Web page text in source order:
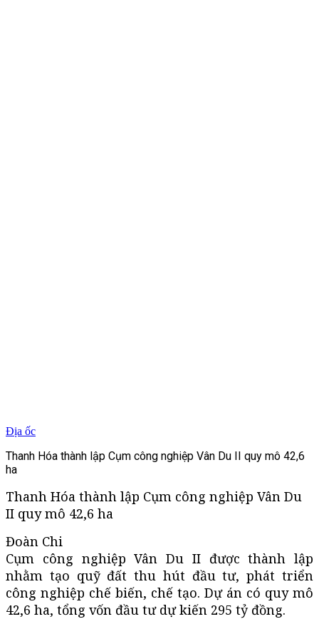
Địa ốc
Thanh Hóa thành lập Cụm công nghiệp Vân Du II quy mô 42,6
ha
Thanh Hóa thành lập Cụm công nghiệp Vân Du
II quy mô 42,6 ha
Đoàn Chi
Cụm công nghiệp Vân Du II được thành lập
nhằm tạo quỹ đất thu hút đầu tư, phát triển
công nghiệp chế biến, chế tạo. Dự án có quy mô
42,6 ha, tổng vốn đầu tư dự kiến 295 tỷ đồng.